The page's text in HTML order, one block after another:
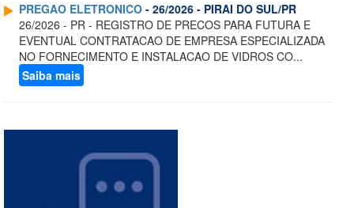
PREGAO ELETRONICO - 26/2026 - PIRAI DO SUL/PR
26/2026 - PR - REGISTRO DE PRECOS PARA FUTURA E
EVENTUAL CONTRATACAO DE EMPRESA ESPECIALIZADA
NO FORNECIMENTO E INSTALACAO DE VIDROS CO...
Saiba mais